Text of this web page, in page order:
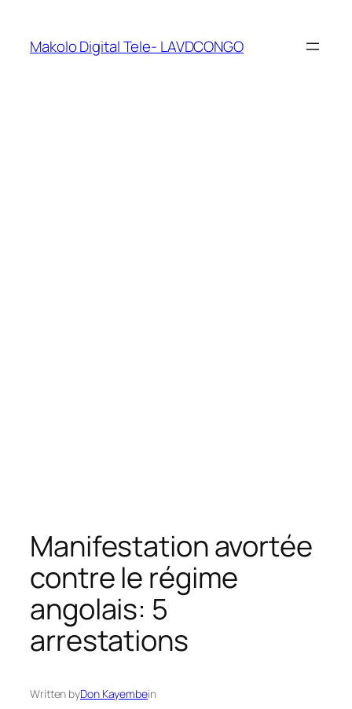
Makolo Digital Tele- LAVDCONGO
Manifestation avortée
contre le régime
angolais: 5
arrestations
Written byDon Kayembein